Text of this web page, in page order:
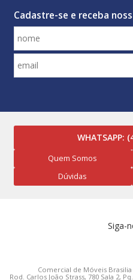
Cadastre-se e receba
WHATSAPP:
Quem Somos
Dúvidas
Siga-
Comercial de Móveis Brasilia
Rod. Carlos João Strass, 780 Sala 2,